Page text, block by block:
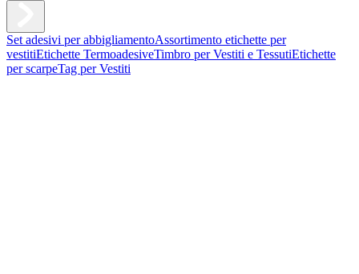
Set adesivi per abbigliamentoAssortimento etichette per
vestitiEtichette TermoadesiveTimbro per Vestiti e TessutiEtichette
per scarpeTag per Vestiti